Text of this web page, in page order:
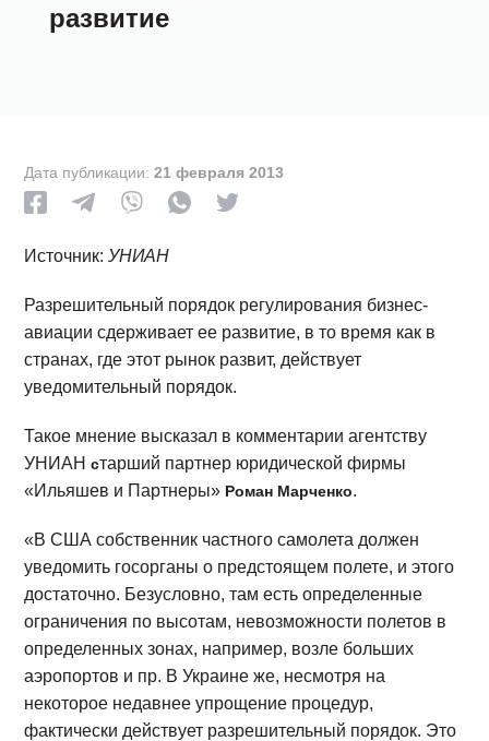
развитие
Дата публикации:21 февраля 2013
Источник:УНИАН
Разрешительный порядок регулирования бизнес-
авиации сдерживает ее развитие, в то время как в
странах, где этот рынок развит, действует
уведомительный порядок.
Такое мнение высказал в комментарии агентству
УНИАНстарший партнер юридической фирмы
«Ильяшев и Партнеры» Роман Марченко.
«В США собственник частного самолета должен
уведомить госорганы о предстоящем полете, и этого
достаточно. Безусловно, там есть определенные
ограничения по высотам, невозможности полетов в
определенных зонах, например, возле больших
аэропортов и пр. В Украине же, несмотря на
некоторое недавнее упрощение процедур,
фактически действует разрешительный порядок. Это